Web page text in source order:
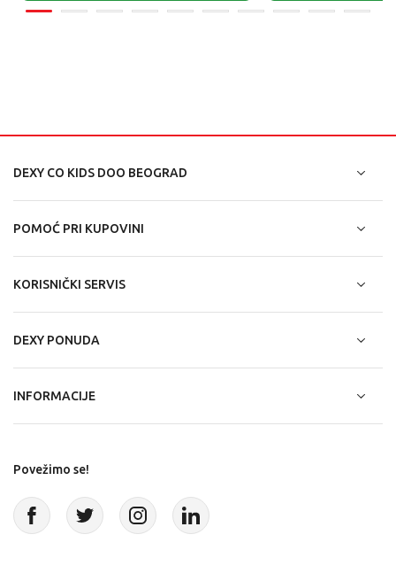
DEXY CO KIDS DOO BEOGRAD
POMOĆ PRI KUPOVINI
KORISNIČKI SERVIS
DEXY PONUDA
INFORMACIJE
Povežimo se!